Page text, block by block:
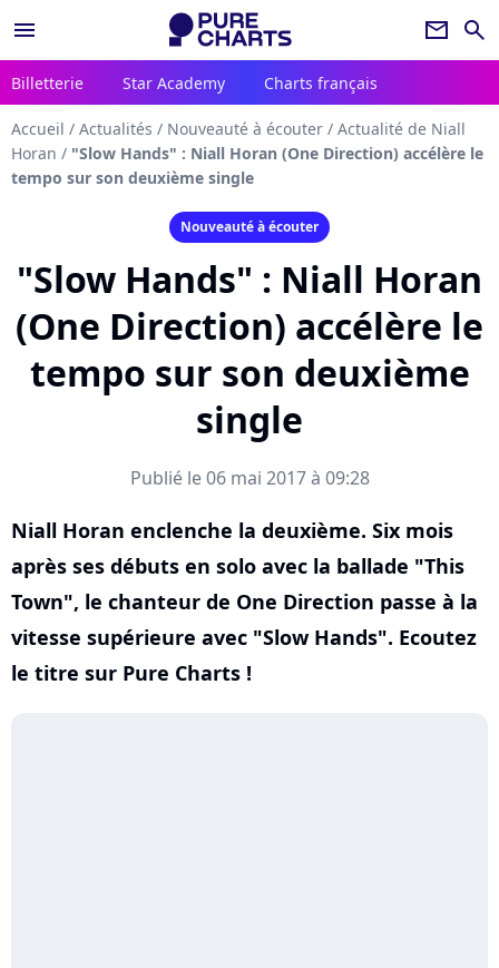
menu newsletter search
Billetterie Star Academy Charts français
Accueil / Actualités / Nouveauté à écouter / Actualité de Niall
Horan / "Slow Hands" : Niall Horan (One Direction) accélère le
tempo sur son deuxième single
Nouveauté à écouter
"Slow Hands" : Niall Horan
(One Direction) accélère le
tempo sur son deuxième
single
Publié le 06 mai 2017 à 09:28
Niall Horan enclenche la deuxième. Six mois
après ses débuts en solo avec la ballade "This
Town", le chanteur de One Direction passe à la
vitesse supérieure avec "Slow Hands". Ecoutez
le titre sur Pure Charts !